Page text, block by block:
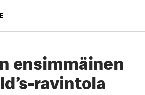
ensimmäinen
ravintola